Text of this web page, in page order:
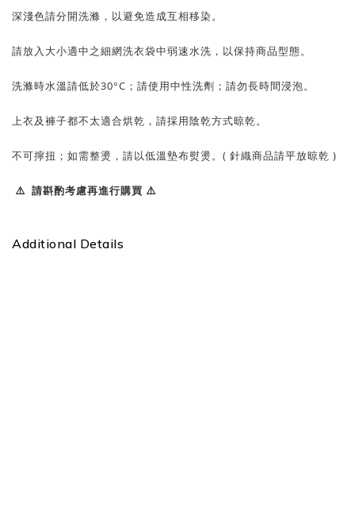
深淺色請分開洗滌，以避免造成互相移染。
請放入大小適中之細網洗衣袋中弱速水洗，以保持商品型態。
洗滌時水溫請低於30°C；請使用中性洗劑；請勿長時間浸泡。
上衣及褲子都不太適合烘乾，請採用陰乾方式晾乾。
不可擰扭；如需整燙，請以低溫墊布熨燙。( 針織商品請平放晾乾 )
⚠️ 請斟酌考慮再進行購買 ⚠️
Additional Details